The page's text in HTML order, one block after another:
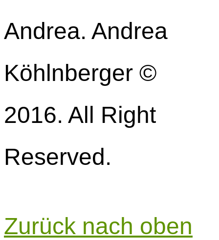
Andrea. Andrea
Köhlnberger ©
2016. All Right
Reserved.
Zurück nach oben